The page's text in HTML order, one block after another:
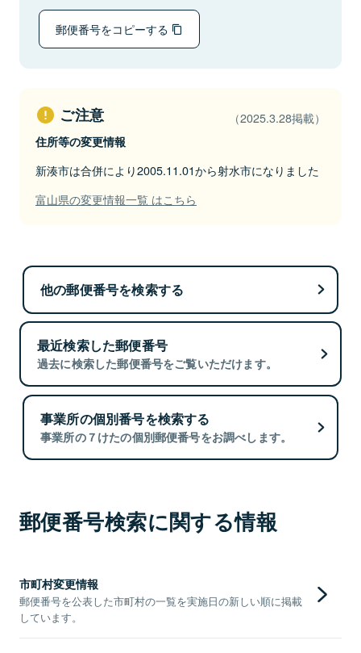
郵便番号をコピーする
ご注意 （2025.3.28掲載）
住所等の変更情報
新湊市は合併により2005.11.01から射水市になりました
富山県の変更情報一覧 はこちら
他の郵便番号を検索する
最近検索した郵便番号
過去に検索した郵便番号をご覧いただけます。
事業所の個別番号を検索する
事業所の７けたの個別郵便番号をお調べします。
郵便番号検索に関する情報
市町村変更情報
郵便番号を公表した市町村の一覧を実施日の新しい順に掲載
しています。